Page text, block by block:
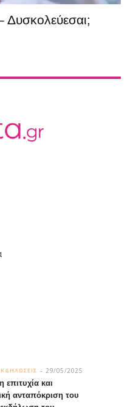
Δυσκολεύεσαι;
επιτυχία και
ανταπόκριση του
29/05/2025